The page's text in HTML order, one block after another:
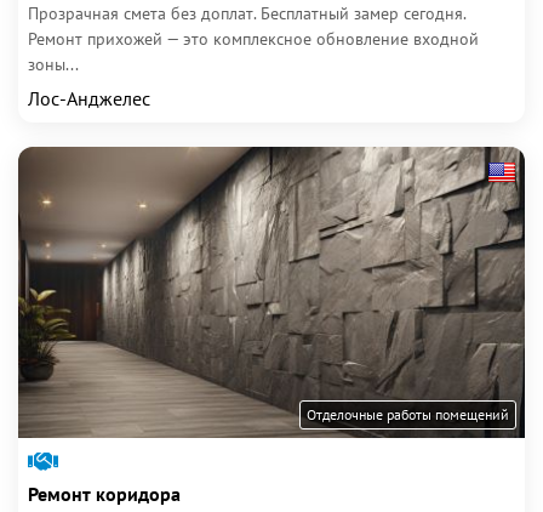
Прозрачная смета без доплат. Бесплатный замер сегодня.
Ремонт прихожей — это комплексное обновление входной
зоны...
Лос-Анджелес
Отделочные работы помещений
Ремонт коридора